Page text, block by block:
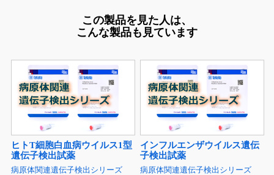
この製品を見た人は、
こんな製品も見ています
ヒトT細胞白血病ウイルス1型
遺伝子検出試薬
病原体関連遺伝子検出シリーズ
インフルエンザウイルス遺伝
子検出試薬
病原体関連遺伝子検出シリーズ